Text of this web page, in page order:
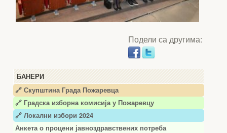
БАНЕРИ
🔗 Скупштина Града Пожаревца
🔗 Градска изборна комисија у Пожаревцу
🔗 Локални избори 2024
Анкета о процени јавноздравствених потреба
Подели са другима: